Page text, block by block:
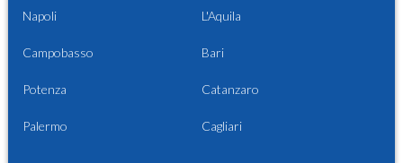
Napoli L'Aquila
Campobasso Bari
Potenza Catanzaro
Palermo Cagliari